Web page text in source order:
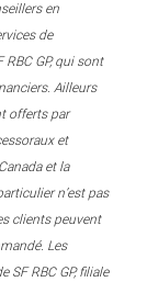
en
de
GP, qui sont
Ailleurs
offerts par
et
et la
n’est pas
clients peuvent
Les
SF RBC GP, filiale